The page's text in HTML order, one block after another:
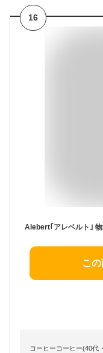
16
こ
コーヒーコーヒー(40代